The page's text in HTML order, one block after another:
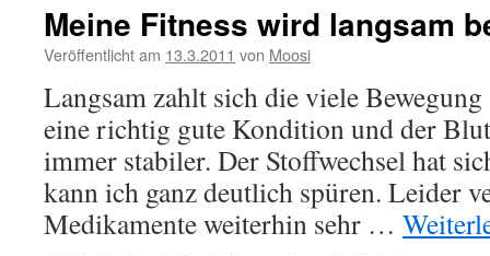
Meine Fitness wird langsam
Veröffentlicht am 13.3.2011 von Moosi
Langsam zahlt sich die viele Bewegung
eine richtig gute Kondition und der
immer stabiler. Der Stoffwechsel hat
kann ich ganz deutlich spüren. Leider
Medikamente weiterhin sehr …